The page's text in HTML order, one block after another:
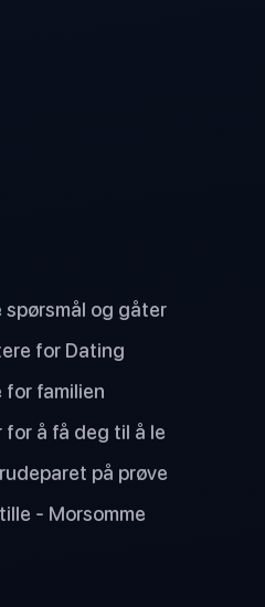
spørsmål og gåter
for Dating
familien
for å få deg til å le
på prøve
- Morsomme